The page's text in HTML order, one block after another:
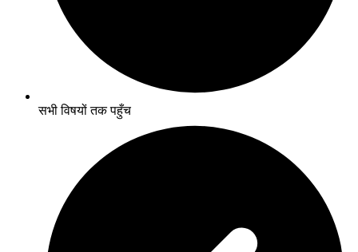
सभी विषयों तक पहुँच